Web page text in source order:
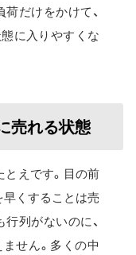
だけをかけて、
に入りやすくな
売れる状態
とえです。目の前
早くすることは売
行列がないのに、
せん。多くの中